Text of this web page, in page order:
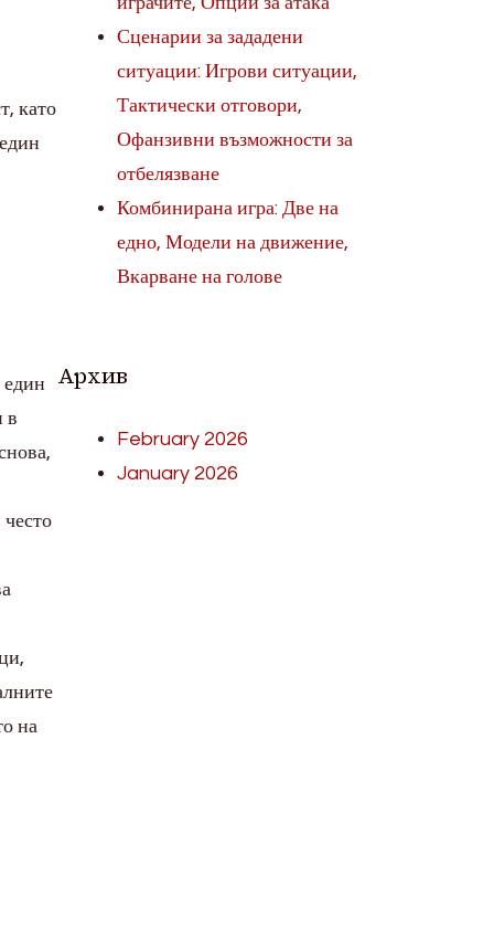
като
в
на
Сценарии за зададени
ситуации: Игрови ситуации,
Тактически отговори,
Офанзивни възможности за
отбелязване
Комбинирана игра: Две на
едно, Модели на движение,
Вкарване на голове
Архив
February 2026
January 2026